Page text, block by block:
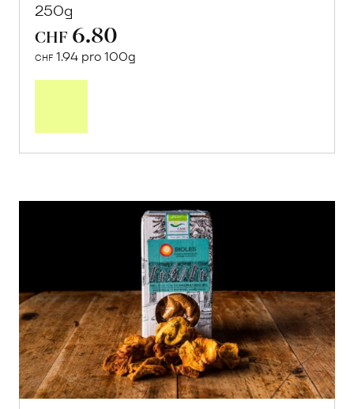
250g
CHF 6.80
CHF 1.94 pro 100g